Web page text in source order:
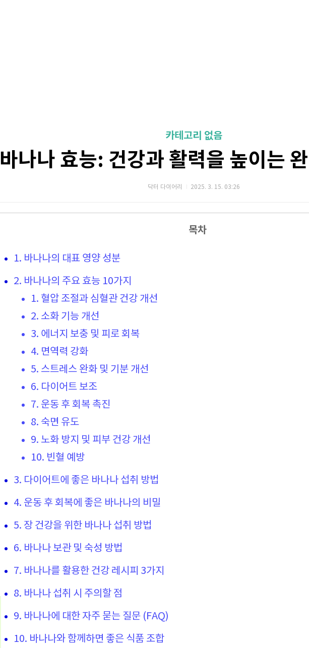
카테고리 없음
바나나 효능: 건강과 활력을 높이는
닥터 다이어리 2025. 3. 15. 03:26
목차
1. 바나나의 대표 영양 성분
2. 바나나의 주요 효능 10가지
1. 혈압 조절과 심혈관 건강 개선
2. 소화 기능 개선
3. 에너지 보충 및 피로 회복
4. 면역력 강화
5. 스트레스 완화 및 기분 개선
6. 다이어트 보조
7. 운동 후 회복 촉진
8. 숙면 유도
9. 노화 방지 및 피부 건강 개선
10. 빈혈 예방
3. 다이어트에 좋은 바나나 섭취 방법
4. 운동 후 회복에 좋은 바나나의 비밀
5. 장 건강을 위한 바나나 섭취 방법
6. 바나나 보관 및 숙성 방법
7. 바나나를 활용한 건강 레시피 3가지
8. 바나나 섭취 시 주의할 점
9. 바나나에 대한 자주 묻는 질문 (FAQ)
10. 바나나와 함께하면 좋은 식품 조합